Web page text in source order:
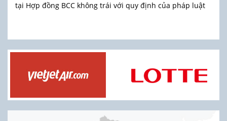
tại Hợp đồng BCC không trái với quy định của pháp luật